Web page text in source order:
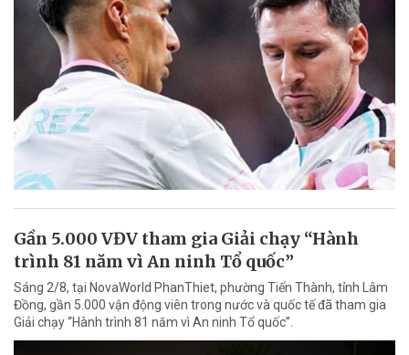
Gần 5.000 VĐV tham gia Giải chạy “Hành
trình 81 năm vì An ninh Tổ quốc”
Sáng 2/8, tại NovaWorld PhanThiet, phường Tiến Thành, tỉnh Lâm
Đồng, gần 5.000 vận động viên trong nước và quốc tế đã tham gia
Giải chạy “Hành trình 81 năm vì An ninh Tổ quốc”.